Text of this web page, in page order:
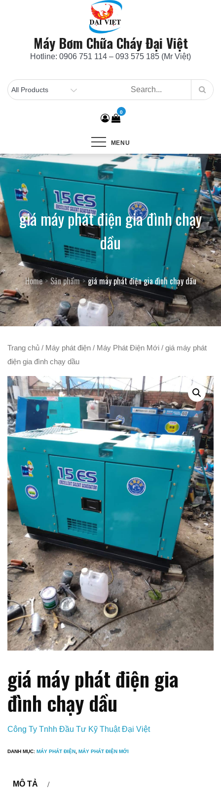
Máy Bơm Chữa Cháy Đại Việt
Hotline: 0906 751 114 – 093 575 185 (Mr Việt)
0
MENU
giá máy phát điện gia đình chạy
dầu
Home Sản phẩm giá máy phát điện gia đình chạy dầu
Trang chủ / Máy phát điện / Máy Phát Điện Mới / giá máy phát
điện gia đình chạy dầu
giá máy phát điện gia
đình chạy dầu
Công Ty Tnhh Đầu Tư Kỹ Thuật Đại Việt
DANH MỤC: MÁY PHÁT ĐIỆN MÁY PHÁT ĐIỆN MỚI
MÔ TẢ